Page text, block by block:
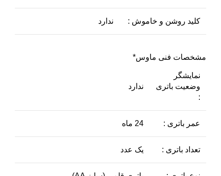
کلید روشن و خاموش : ندارد
مشخصات فنی ماوس*
نمایشگر
وضعیت باتری
:
ندارد
عمر باتری : 24 ماه
تعداد باتری : یک عدد